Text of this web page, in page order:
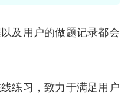
及用户的做题记录都会
练习，致力于满足用户